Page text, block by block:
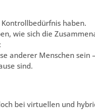
haben.
wie sich die
anderer Menschen sein
sind.
bei virtuellen und